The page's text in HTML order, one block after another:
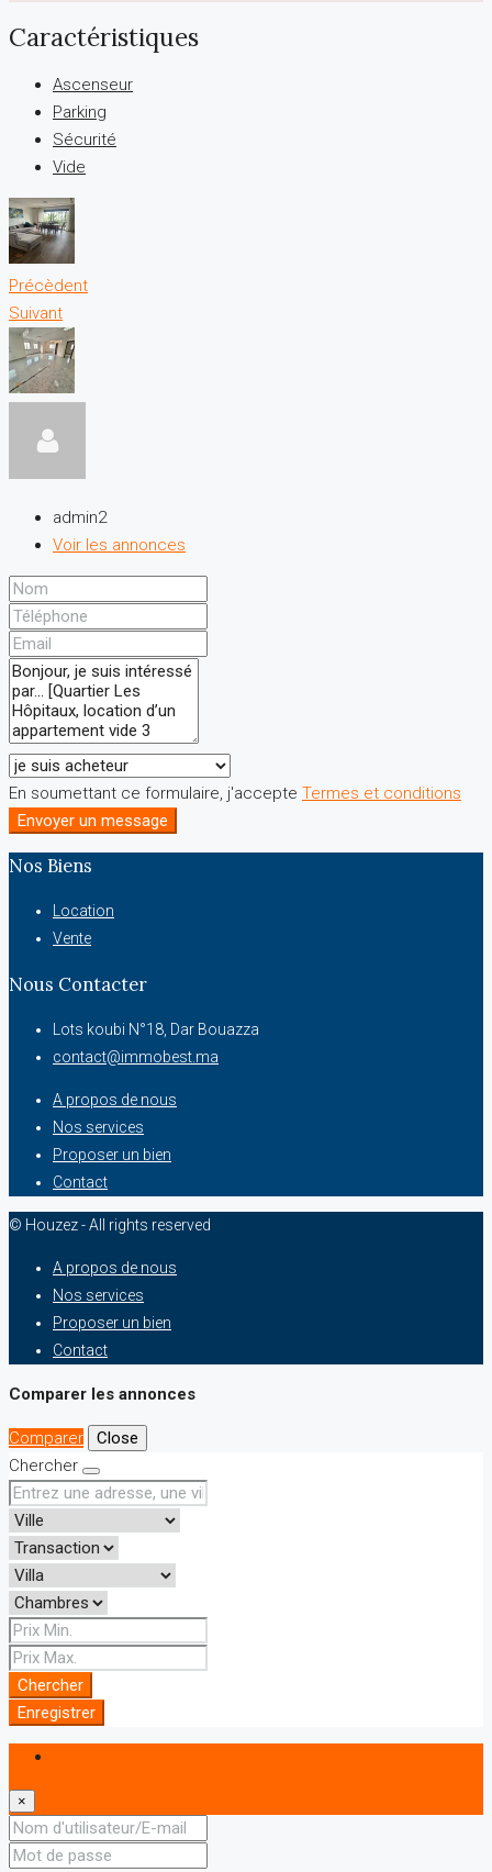
Caractéristiques
Ascenseur
Parking
Sécurité
Vide
Précèdent
Suivant
admin2
Voir les annonces
En soumettant ce formulaire, j'accepte Termes et conditions
Envoyer un message
Nos Biens
Location
Vente
Nous Contacter
Lots koubi N°18, Dar Bouazza
contact@immobest.ma
A propos de nous
Nos services
Proposer un bien
Contact
© Houzez - All rights reserved
A propos de nous
Nos services
Proposer un bien
Contact
Comparer les annonces
Comparer
Close
Chercher
Chercher
Enregistrer
×